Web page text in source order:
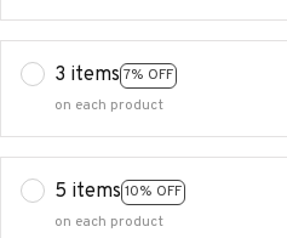
3 items 7% OFF
on each product
5 items 10% OFF
on each product